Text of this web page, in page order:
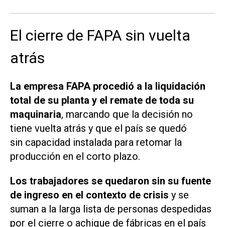
El cierre de FAPA sin vuelta
atrás
La empresa FAPA procedió a la liquidación
total de su planta y el remate de toda su
maquinaria, marcando que la decisión no
tiene vuelta atrás y que el país se quedó
sin capacidad instalada para retomar la
producción en el corto plazo.
Los trabajadores se quedaron sin su fuente
de ingreso en el contexto de crisis y se
suman a la larga lista de personas despedidas
por el cierre o achique de fábricas en el país